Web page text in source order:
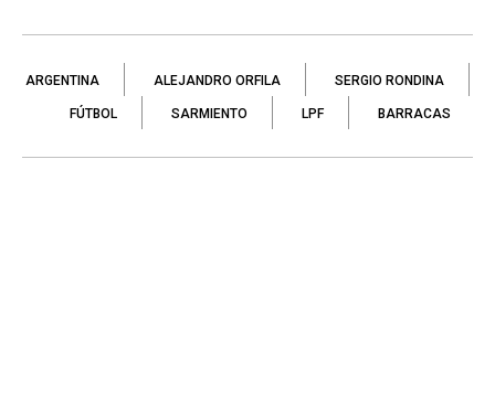
ARGENTINA ALEJANDRO ORFILA SERGIO RONDINA
FÚTBOL SARMIENTO LPF BARRACAS